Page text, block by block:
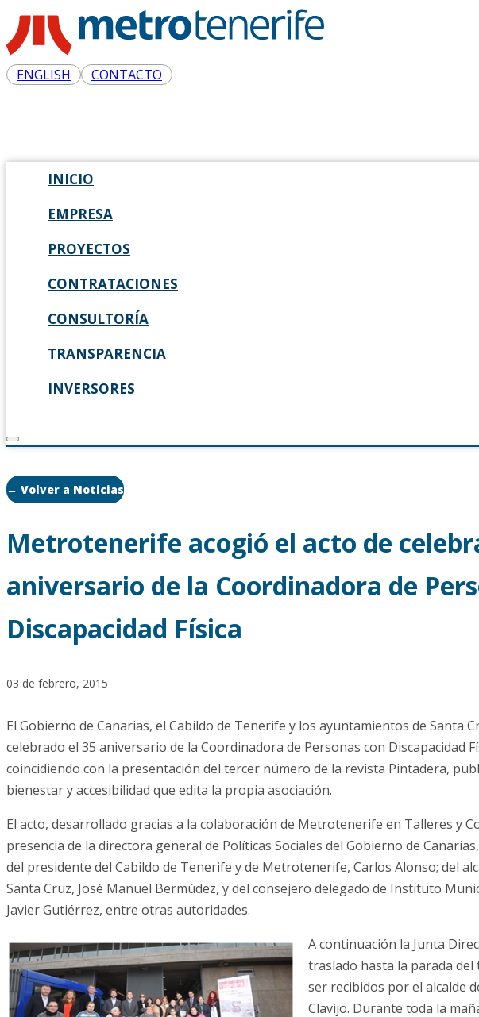
ENGLISH CONTACTO
INICIO
EMPRESA
PROYECTOS
CONTRATACIONES
CONSULTORÍA
TRANSPARENCIA
INVERSORES
← Volver a Noticias
Metrotenerife acogió el acto de
aniversario de la Coordinadora de
Discapacidad Física
03 de febrero, 2015
El Gobierno de Canarias, el Cabildo de Tenerife y los ayuntamientos de Santa
celebrado el 35 aniversario de la Coordinadora de Personas con Discapacidad
coincidiendo con la presentación del tercer número de la revista Pintadera,
bienestar y accesibilidad que edita la propia asociación.
El acto, desarrollado gracias a la colaboración de Metrotenerife en Talleres y
presencia de la directora general de Políticas Sociales del Gobierno de
del presidente del Cabildo de Tenerife y de Metrotenerife, Carlos Alonso; del
Santa Cruz, José Manuel Bermúdez, y del consejero delegado de Instituto
Javier Gutiérrez, entre otras autoridades.
A continuación la Junta
traslado hasta la parada
ser recibidos por el alcalde
Clavijo. Durante toda la